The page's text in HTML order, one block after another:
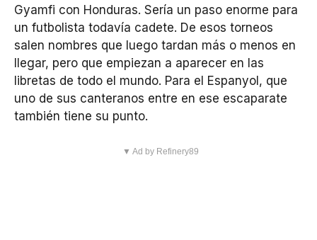
Gyamfi con Honduras. Sería un paso enorme para
un futbolista todavía cadete. De esos torneos
salen nombres que luego tardan más o menos en
llegar, pero que empiezan a aparecer en las
libretas de todo el mundo. Para el Espanyol, que
uno de sus canteranos entre en ese escaparate
también tiene su punto.
▼ Ad by Refinery89